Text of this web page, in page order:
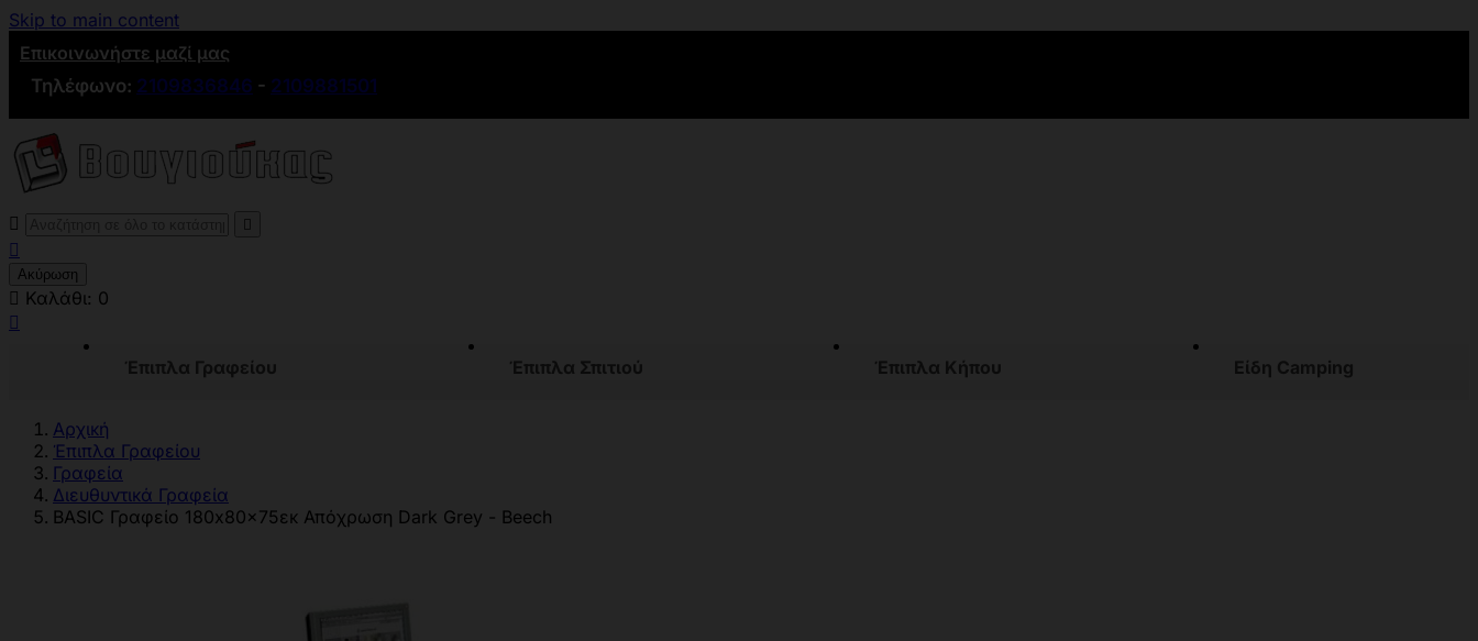
Skip to main content
Επικοινωνήστε μαζί μας
Τηλέφωνο: 2109836846 - 2109881501
 

Ακύρωση
 Καλάθι: 0

Έπιπλα Γραφείου Έπιπλα Σπιτιού Έπιπλα Κήπου Είδη Camping
Αρχική
Έπιπλα Γραφείου
Γραφεία
Διευθυντικά Γραφεία
BASIC Γραφείο 180x80x75εκ Απόχρωση Dark Grey - Beech